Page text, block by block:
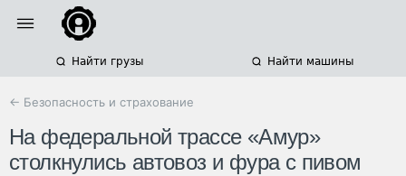
Найти грузы Найти машины
← Безопасность и страхование
На федеральной трассе «Амур»
столкнулись автовоз и фура с пивом